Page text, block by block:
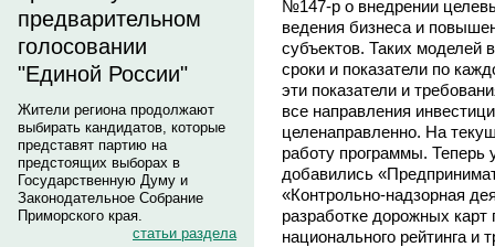
предварительном
голосовании
"Единой России"
Жители региона продолжают
выбирать кандидатов, которые
представят партию на
предстоящих выборах в
Государственную Думу и
Законодательное Собрание
Приморского края.
статьи раздела
№147-р о внедрении
ведения бизнеса и
субъектов. Таких моделей
сроки и показатели по
эти показатели и
все направления
целенаправленно. На
работу программы. Теперь
добавились
«Контрольно-надзорная
разработке дорожных карт
национального рейтинга и